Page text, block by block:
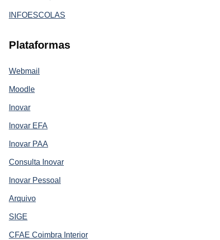
INFOESCOLAS
Plataformas
Webmail
Moodle
Inovar
Inovar EFA
Inovar PAA
Consulta Inovar
Inovar Pessoal
Arquivo
SIGE
CFAE Coimbra Interior